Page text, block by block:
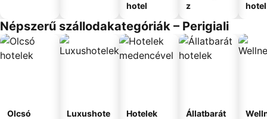
hotel
z
hotel
Népszerű szállodakategóriák – Perigiali
Olcsó
Luxushote
Hotelek
Állatbarát